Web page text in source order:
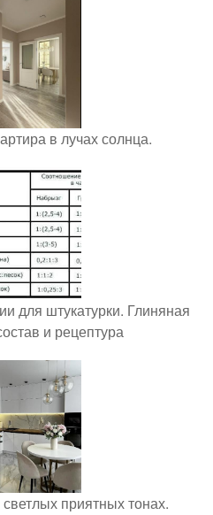
в лучах солнца.
для штукатурки. Глиняная
и рецептура
приятных тонах.